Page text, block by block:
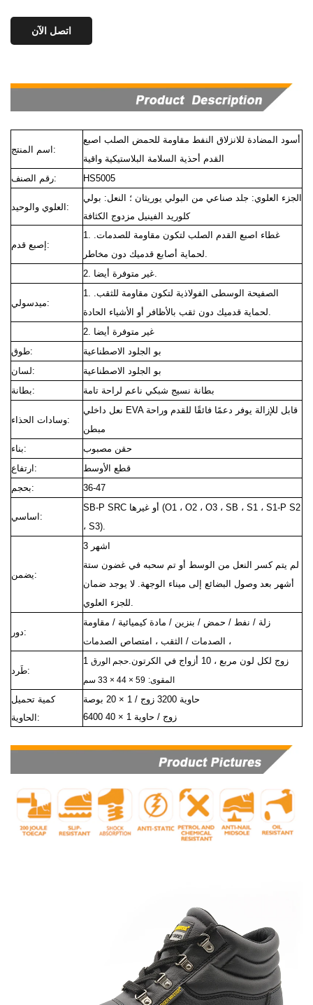
اتصل الآن
اسم المنتج:
أسود المضادة للانزلاق النفط مقاومة للحمض الصلب اصبع
القدم أحذية السلامة البلاستيكية واقية
رقم الصنف:
HS5005
العلوي والوحيد:
الجزء العلوي: جلد صناعي من البولي يوريثان ؛ النعل: بولي
كلوريد الفينيل مزدوج الكثافة
إصبع قدم:
1. غطاء اصبع القدم الصلب لتكون مقاومة للصدمات.
لحماية أصابع قدميك دون مخاطر.
2. غير متوفرة أيضا.
ميدسولي:
1. الصفيحة الوسطى الفولاذية لتكون مقاومة للثقب.
لحماية قدميك دون ثقب بالأظافر أو الأشياء الحادة.
2. غير متوفرة أيضا
طوق:
بو الجلود الاصطناعية
لسان:
بو الجلود الاصطناعية
بطانة:
بطانة نسيج شبكي ناعم لراحة تامة
وسادات الحذاء:
نعل داخلي EVA قابل للإزالة يوفر دعمًا فائقًا للقدم وراحة
مبطن
بناء:
حقن مصبوب
ارتفاع:
قطع الأوسط
بحجم:
36-47
اساسي:
SB-P SRC أو غيرها (O1 ، O2 ، O3 ، SB ، S1 ، S1-P S2
، S3).
يضمن:
3 اشهر
لم يتم كسر النعل من الوسط أو تم سحبه في غضون ستة
أشهر بعد وصول البضائع إلى ميناء الوجهة. لا يوجد ضمان
للجزء العلوي.
دور:
زلة / نفط / حمض / بنزين / مادة كيميائية / مقاومة
الصدمات / الثقب ، امتصاص الصدمات ،
طَرد:
1 زوج لكل لون مربع ، 10 أزواج في الكرتون.
حجم الورق
المقوى: 59 × 44 × 33 سم
كمية تحميل
الحاوية:
حاوية 3200 زوج / 1 × 20 بوصة
6400 زوج / حاوية 1 × 40